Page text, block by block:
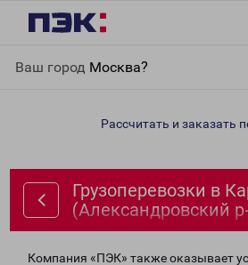
Ваш город Москва?
(Александровский р-н)
Рассчитать и заказать
Грузоперевозки в
(Александровский
Компания «ПЭК» также оказывает